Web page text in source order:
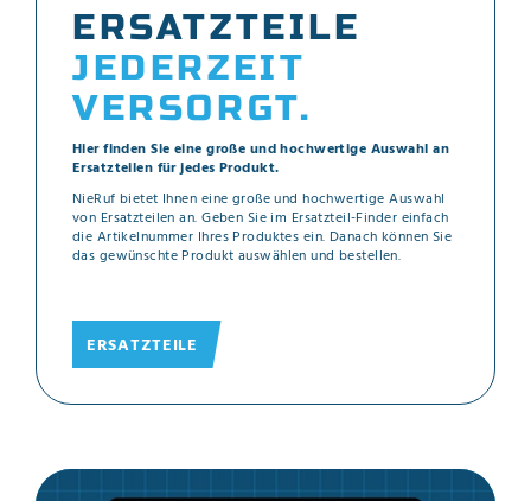
ERSATZTEILE
JEDERZEIT
VERSORGT.
Hier finden Sie eine große und hochwertige Auswahl an
Ersatzteilen für jedes Produkt.
NieRuf bietet Ihnen eine große und hochwertige Auswahl
von Ersatzteilen an. Geben Sie im Ersatzteil-Finder einfach
die Artikelnummer Ihres Produktes ein. Danach können Sie
das gewünschte Produkt auswählen und bestellen.
ERSATZTEILE